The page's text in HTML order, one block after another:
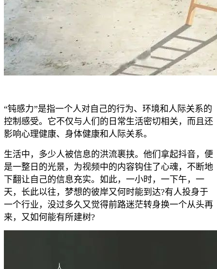
“钝感力”是指一个人对自己的行为、环境和人际关系的
控制感受。它不仅与人们的日常生活密切相关，而且还
影响心理健康、身体健康和人际关系。
生活中，多少人被信息的洪流裹挟。他们拿起抖音，便
是一整日的光景，为视频中的内容钩住了心魂，不断地
下翻让自己的信息充实。如此，一小时，一下午，一
天，长此以往，梦想的彼岸又何时能到达?有人投身于
一个行业，没过多久又觉得前路迷茫转身换一个从头再
来，又如何能有所建树?